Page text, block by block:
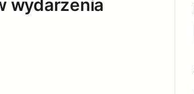
wydarzenia